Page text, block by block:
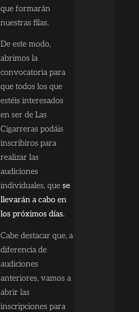
que formarán
nuestras filas.
De este modo,
abrimos la
convocatoria para
que todos los que
estéis interesados
en ser de Las
Cigarreras podáis
inscribiros para
realizar las
audiciones
individuales, quese
llevarán a cabo en
los próximos días.
Cabe destacar que, a
diferencia de
audiciones
anteriores, vamos a
abrir las
inscripciones para